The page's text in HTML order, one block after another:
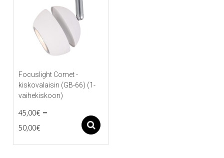
valinnat
tuotteen
sivulla.
Focuslight Comet -
kiskovalaisin (GB-66) (1-
vaihekiskoon)
45,00€ –
50,00€Price
range:
tuotteella